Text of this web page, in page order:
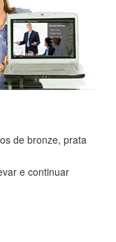
de bronze, prata
e continuar